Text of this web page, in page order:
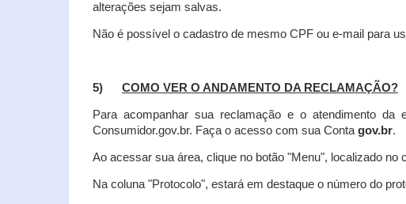
alterações sejam salvas.
Não é possível o cadastro de mesmo CPF ou e-mail para
5) COMO VER O ANDAMENTO DA RECLAMAÇÃO?
Para acompanhar sua reclamação e o atendimento da
Consumidor.gov.br. Faça o acesso com sua Conta gov.br.
Ao acessar sua área, clique no botão "Menu", localizado
Na coluna "Protocolo", estará em destaque o número do